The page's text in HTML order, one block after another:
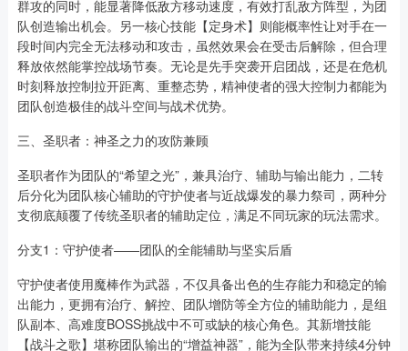
群攻的同时，能显著降低敌方移动速度，有效打乱敌方阵型，为团
队创造输出机会。另一核心技能【定身术】则能概率性让对手在一
段时间内完全无法移动和攻击，虽然效果会在受击后解除，但合理
释放依然能掌控战场节奏。无论是先手突袭开启团战，还是在危机
时刻释放控制拉开距离、重整态势，精神使者的强大控制力都能为
团队创造极佳的战斗空间与战术优势。
三、圣职者：神圣之力的攻防兼顾
圣职者作为团队的“希望之光”，兼具治疗、辅助与输出能力，二转
后分化为团队核心辅助的守护使者与近战爆发的暴力祭司，两种分
支彻底颠覆了传统圣职者的辅助定位，满足不同玩家的玩法需求。
分支1：守护使者——团队的全能辅助与坚实后盾
守护使者使用魔棒作为武器，不仅具备出色的生存能力和稳定的输
出能力，更拥有治疗、解控、团队增防等全方位的辅助能力，是组
队副本、高难度BOSS挑战中不可或缺的核心角色。其新增技能
【战斗之歌】堪称团队输出的“增益神器”，能为全队带来持续4分钟